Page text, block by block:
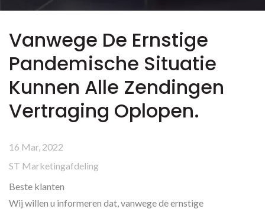
Vanwege De Ernstige
Pandemische Situatie
Kunnen Alle Zendingen
Vertraging Oplopen.
16 Mar, 2022
ST Marketingafdeling
Beste klanten
Wij willen u informeren dat, vanwege de ernstige